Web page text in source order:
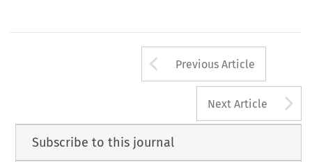
Arrow button
Previous Article
Next Article
Subscribe to this journal